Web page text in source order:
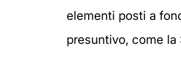
elementi posti a
presuntivo, come la